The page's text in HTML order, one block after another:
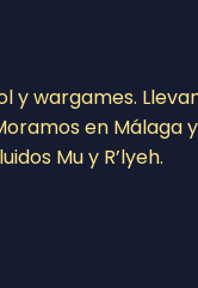
y wargames.
en Málaga
Mu y R’lyeh.